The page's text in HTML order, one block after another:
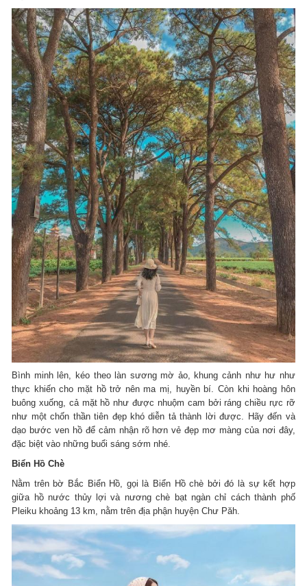
Bình minh lên, kéo theo làn sương mờ ảo, khung cảnh như hư như
thực khiến cho mặt hồ trở nên ma mị, huyền bí. Còn khi hoàng hôn
buông xuống, cả mặt hồ như được nhuộm cam bởi ráng chiều rực rỡ
như một chốn thần tiên đẹp khó diễn tả thành lời được. Hãy đến và
dạo bước ven hồ để cảm nhận rõ hơn vẻ đẹp mơ màng của nơi đây,
đặc biệt vào những buổi sáng sớm nhé.
Biển Hồ Chè
Nằm trên bờ Bắc Biển Hồ, gọi là Biển Hồ chè bởi đó là sự kết hợp
giữa hồ nước thủy lợi và nương chè bạt ngàn chỉ cách thành phố
Pleiku khoảng 13 km, nằm trên địa phận huyện Chư Păh.